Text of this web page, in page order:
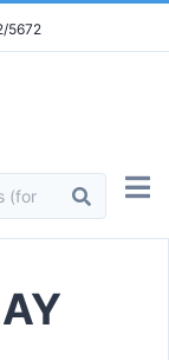
5672